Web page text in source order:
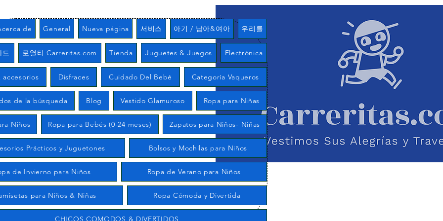
de General Nueva página 서비스 아기 / 남아&여아 우리를
드 로열티 Carreritas.com Tienda Juguetes & Juegos Electrónica
accesorios Disfraces Cuidado Del Bebé Categoría Vaqueros
de la búsqueda Blog Vestido Glamuroso Ropa para Niñas
Niños Ropa para Bebés (0-24 meses) Zapatos para Niños- Niñas
Prácticos y Juguetones Bolsos y Mochilas para Niños
de Invierno para Niños Ropa de Verano para Niños
para Niños & Niñas Ropa Cómoda y Divertida
CHICOS COMODOS & DIVERTIDOS